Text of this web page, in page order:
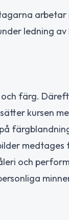
ledning av
färg.
kursen
medtages
och